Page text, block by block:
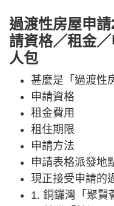
過渡性房屋申
請資格／租金
人包
甚麼是「過渡性
申請資格
租金費用
租住期限
申請方法
申請表格派發地
現正接受申請的
1. 銅鑼灣「聚賢